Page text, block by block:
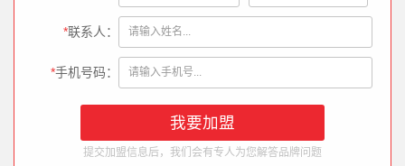
*联系人：
*手机号码：
提交加盟信息后，我们会有专人为您解答品牌问题